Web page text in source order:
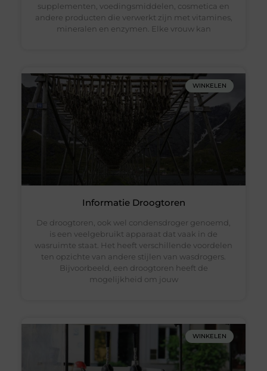
supplementen, voedingsmiddelen, cosmetica en
andere producten die verwerkt zijn met vitamines,
mineralen en enzymen. Elke vrouw kan
WINKELEN
Informatie Droogtoren
De droogtoren, ook wel condensdroger genoemd,
is een veelgebruikt apparaat dat vaak in de
wasruimte staat. Het heeft verschillende voordelen
ten opzichte van andere stijlen van wasdrogers.
Bijvoorbeeld, een droogtoren heeft de
mogelijkheid om jouw
WINKELEN